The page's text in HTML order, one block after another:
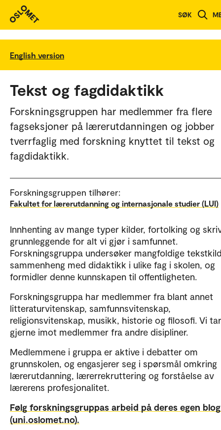
SØK
English version
Tekst og fagdidaktikk
Forskningsgruppen har medlemmer fra flere
fagseksjoner på lærerutdanningen og jobber
tverrfaglig med forskning knyttet til tekst og
fagdidaktikk.
Forskningsgruppen tilhører:
Fakultet for lærerutdanning og internasjonale studier (LUI)
Innhenting av mange typer kilder, fortolking og
grunnleggende for alt vi gjør i samfunnet.
Forskningsgruppa undersøker mangfoldige
sammenheng med didaktikk i ulike fag i skolen, og
formidler denne kunnskapen til offentligheten.
Forskningsgruppa har medlemmer fra blant annet
litteraturvitenskap, samfunnsvitenskap,
religionsvitenskap, musikk, historie og filosofi. Vi tar
gjerne imot medlemmer fra andre disipliner.
Medlemmene i gruppa er aktive i debatter om
grunnskolen, og engasjerer seg i spørsmål omkring
lærerutdanning, lærerrekruttering og forståelse av
lærerens profesjonalitet.
Følg forskningsgruppas arbeid på deres egen
(uni.oslomet.no).